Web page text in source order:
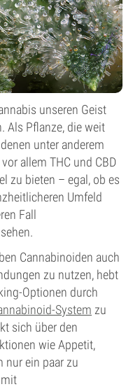
unseren Geist
Als Pflanze, die weit
unter anderem
allem THC und CBD
zu bieten – egal, ob es
Umfeld
Fall
Cannabinoiden auch
zu nutzen, hebt
Optionen durch
System zu
sich über den
wie Appetit,
nur ein paar zu